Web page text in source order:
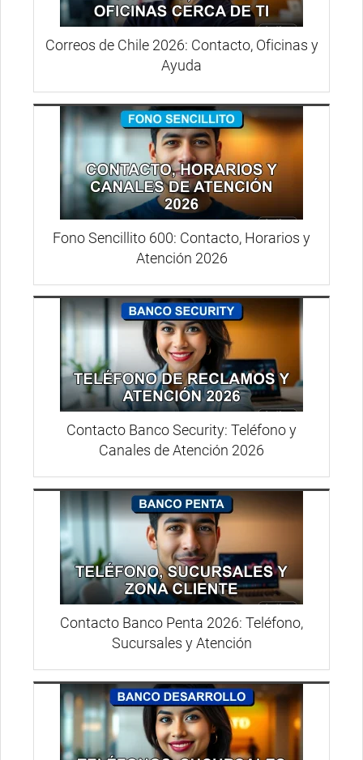
Correos de Chile 2026: Contacto, Oficinas y
Ayuda
Fono Sencillito 600: Contacto, Horarios y
Atención 2026
Contacto Banco Security: Teléfono y
Canales de Atención 2026
Contacto Banco Penta 2026: Teléfono,
Sucursales y Atención